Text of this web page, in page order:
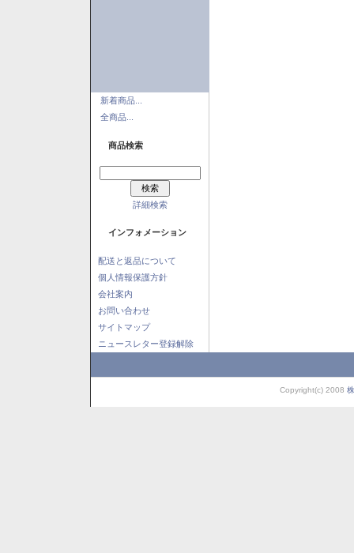
新着商品...
全商品...
商品検索
詳細検索
インフォメーション
配送と返品について
個人情報保護方針
会社案内
お問い合わせ
サイトマップ
ニュースレター登録解除
Copyright(c) 2008